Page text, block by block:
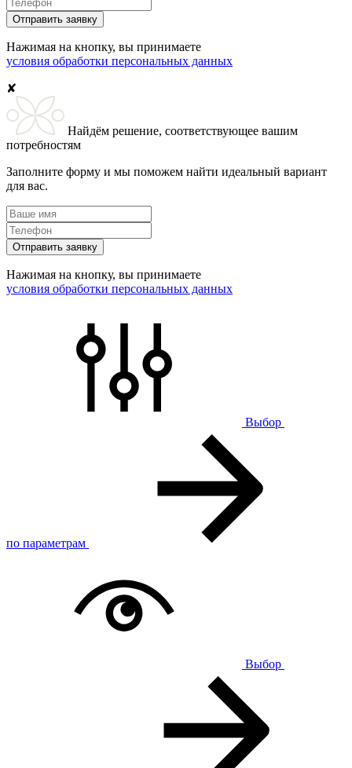
Отправить заявку
Нажимая на кнопку, вы принимаете
условия обработки персональных данных
✘
Найдём решение, соответствующее вашим
потребностям
Заполните форму и мы поможем найти идеальный вариант
для вас.
Отправить заявку
Нажимая на кнопку, вы принимаете
условия обработки персональных данных
Выбор
по параметрам
Выбор